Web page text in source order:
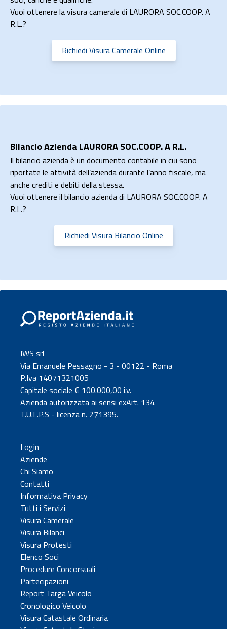
Vuoi ottenere la visura camerale di LAURORA SOC.COOP. A
R.L.?
Richiedi Visura Camerale Online
Bilancio Azienda LAURORA SOC.COOP. A R.L.
Il bilancio azienda è un documento contabile in cui sono
riportate le attività dell’azienda durante l’anno fiscale, ma
anche crediti e debiti della stessa.
Vuoi ottenere il bilancio azienda di LAURORA SOC.COOP. A
R.L.?
Richiedi Visura Bilancio Online
IWS srl
Via Emanuele Pessagno - 3 - 00122 - Roma
P.Iva 14071321005
Capitale sociale € 100.000,00 i.v.
Azienda autorizzata ai sensi exArt. 134
T.U.L.P.S - licenza n. 271395.
Login
Aziende
Chi Siamo
Contatti
Informativa Privacy
Tutti i Servizi
Visura Camerale
Visura Bilanci
Visura Protesti
Elenco Soci
Procedure Concorsuali
Partecipazioni
Report Targa Veicolo
Cronologico Veicolo
Visura Catastale Ordinaria